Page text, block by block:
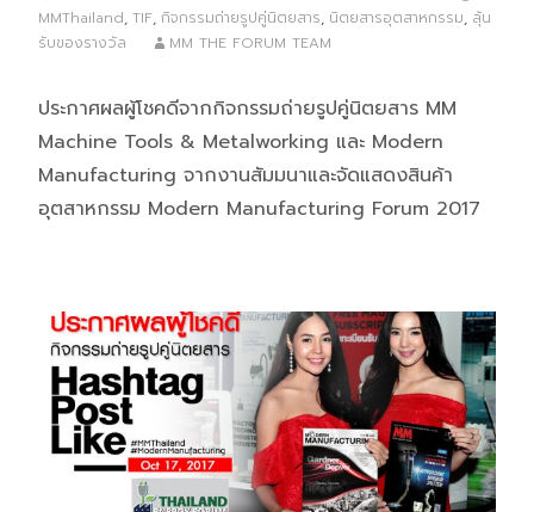
MMThailand, TIF, กิจกรรมถ่ายรูปคู่นิตยสาร, นิตยสารอุตสาหกรรม, ลุ้น
รับของรางวัล
MM THE FORUM TEAM
ประกาศผลผู้โชคดีจากกิจกรรมถ่ายรูปคู่นิตยสาร MM
Machine Tools & Metalworking และ Modern
Manufacturing จากงานสัมมนาและจัดแสดงสินค้า
อุตสาหกรรม Modern Manufacturing Forum 2017